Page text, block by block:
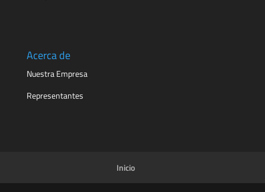
Acerca de
Nuestra Empresa
Representantes
Inicio